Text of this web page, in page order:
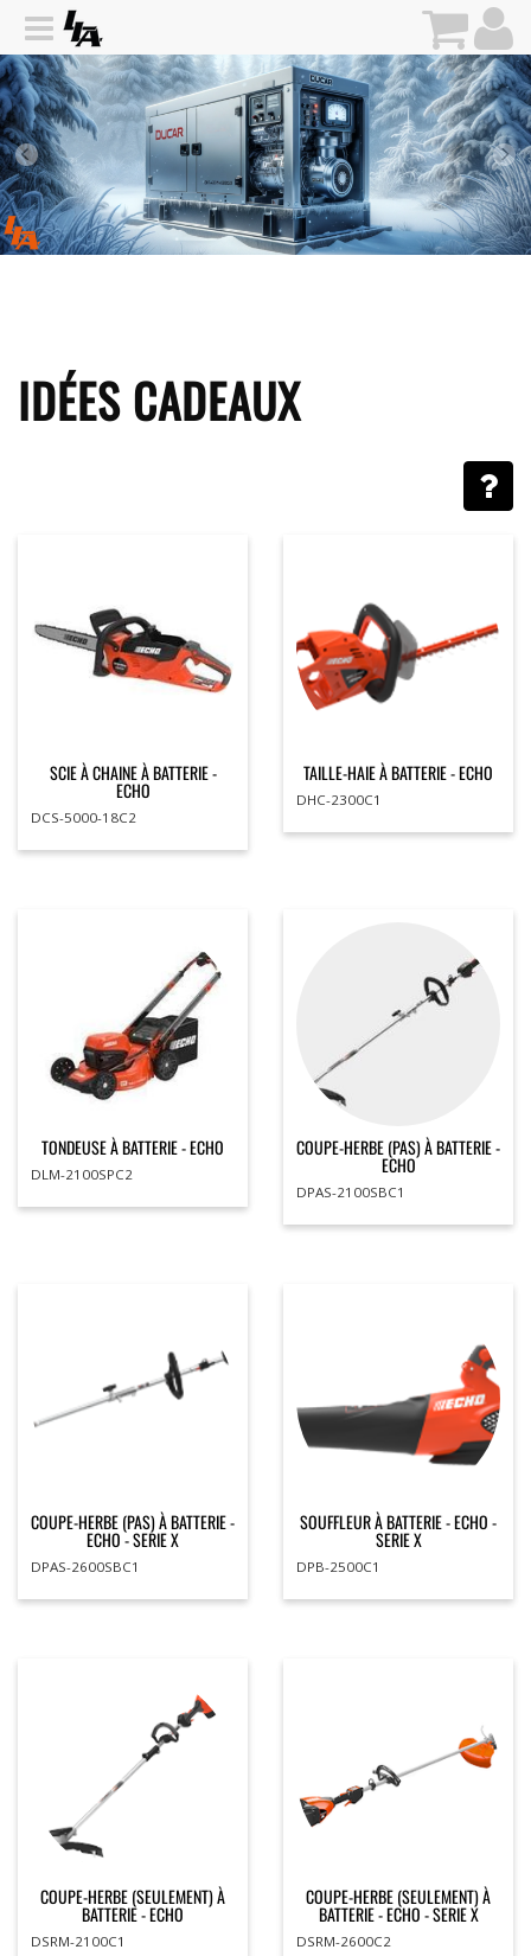
IDÉES CADEAUX
SCIE À CHAINE À BATTERIE -
ECHO
DCS-5000-18C2
TAILLE-HAIE À BATTERIE - ECHO
DHC-2300C1
TONDEUSE À BATTERIE - ECHO
DLM-2100SPC2
COUPE-HERBE (PAS) À BATTERIE -
ECHO
DPAS-2100SBC1
COUPE-HERBE (PAS) À BATTERIE -
ECHO - SERIE X
DPAS-2600SBC1
SOUFFLEUR À BATTERIE - ECHO -
SERIE X
DPB-2500C1
COUPE-HERBE (SEULEMENT) À
BATTERIE - ECHO
DSRM-2100C1
COUPE-HERBE (SEULEMENT) À
BATTERIE - ECHO - SERIE X
DSRM-2600C2